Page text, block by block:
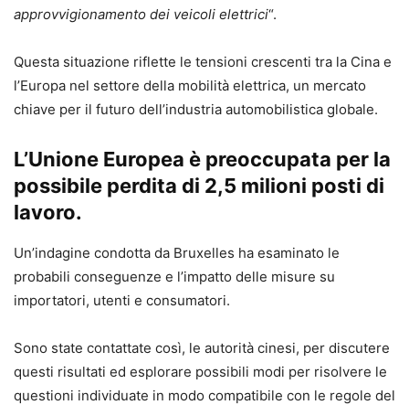
approvvigionamento dei veicoli elettrici“.
Questa situazione riflette le tensioni crescenti tra la Cina e
l’Europa nel settore della mobilità elettrica, un mercato
chiave per il futuro dell’industria automobilistica globale.
L’Unione Europea è preoccupata per la
possibile perdita di 2,5 milioni posti di
lavoro.
Un’indagine condotta da Bruxelles ha esaminato le
probabili conseguenze e l’impatto delle misure su
importatori, utenti e consumatori.
Sono state contattate così, le autorità cinesi, per discutere
questi risultati ed esplorare possibili modi per risolvere le
questioni individuate in modo compatibile con le regole del